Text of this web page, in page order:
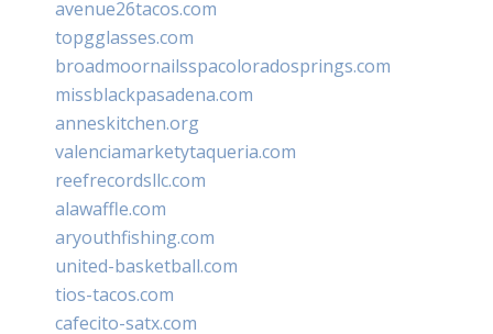
avenue26tacos.com
topgglasses.com
broadmoornailsspacoloradosprings.com
missblackpasadena.com
anneskitchen.org
valenciamarketytaqueria.com
reefrecordsllc.com
alawaffle.com
aryouthfishing.com
united-basketball.com
tios-tacos.com
cafecito-satx.com